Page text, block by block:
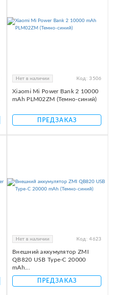
Нет в наличии Код: 3506
Xiaomi Mi Power Bank 2 10000
mAh PLM02ZM (Темно-синий)
ПРЕДЗАКАЗ
Нет в наличии Код: 4623
Внешний аккумулятор ZMI
QB820 USB Type-C 20000
mAh...
ПРЕДЗАКАЗ